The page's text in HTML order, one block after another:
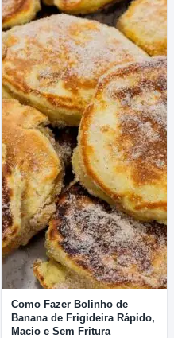
Como Fazer Bolinho de
Banana de Frigideira Rápido,
Macio e Sem Fritura